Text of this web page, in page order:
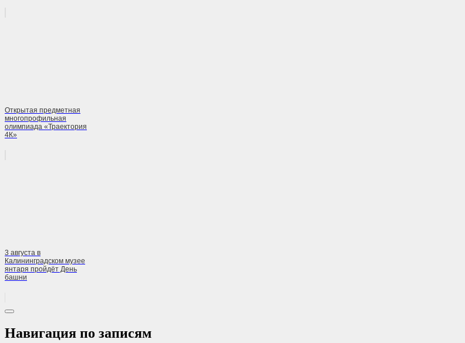
Открытая предметная
многопрофильная
олимпиада «Траектория
4К»
3 августа в
Калининградском музее
янтаря пройдёт День
башни
Навигация по записям